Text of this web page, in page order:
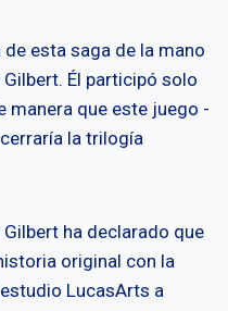
de esta saga de la mano
Él participó solo
manera que este juego -
la trilogía
ha declarado que
original con la
LucasArts a